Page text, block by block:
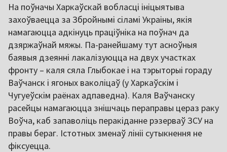
На поўначы Харкаўскай вобласці ініцыятыва
захоўваецца за Збройнымі сіламі Украіны, якія
намагаюцца адкінуць праціўніка на поўнач да
дзяржаўнай мяжы. Па-ранейшаму тут асноўныя
баявыя дзеянні лакалізуюцца на двух участках
фронту – каля сяла Глыбокае і на тэрыторыі гораду
Ваўчанск і ягоных ваколіцаў (у Харкаўскім і
Чугуеўскім раёнах адпаведна). Каля Ваўчанску
расейцы намагаюцца знішчаць пераправы цераз раку
Воўча, каб запаволіць перакіданне рэзерваў ЗСУ на
правы бераг. Істотных зменаў лініі сутыкнення не
фіксуецца.